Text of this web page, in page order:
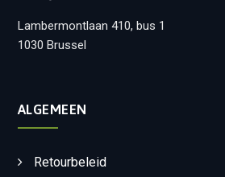
Lambermontlaan 410, bus 1
1030 Brussel
ALGEMEEN
Retourbeleid